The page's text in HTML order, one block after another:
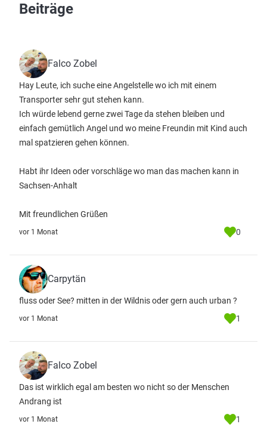
Beiträge
Falco Zobel
Hay Leute, ich suche eine Angelstelle wo ich mit einem
Transporter sehr gut stehen kann.
Ich würde lebend gerne zwei Tage da stehen bleiben und
einfach gemütlich Angel und wo meine Freundin mit Kind auch
mal spatzieren gehen können.
Habt ihr Ideen oder vorschläge wo man das machen kann in
Sachsen-Anhalt
Mit freundlichen Grüßen
vor 1 Monat 0
Carpytän
fluss oder See? mitten in der Wildnis oder gern auch urban ?
vor 1 Monat 1
Falco Zobel
Das ist wirklich egal am besten wo nicht so der Menschen
Andrang ist
vor 1 Monat 1